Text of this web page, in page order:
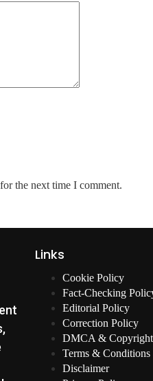
the next time I comment.
Links
Cookie Policy
Fact-Checking
Editorial Policy
Correction Policy
DMCA &
Terms & Conditions
Disclaimer